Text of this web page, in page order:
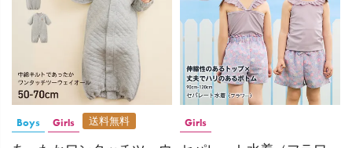
Boys Girls 送料無料 Girls